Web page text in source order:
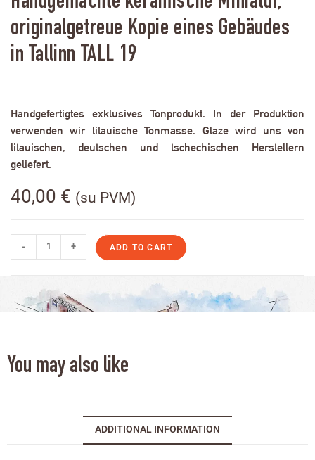
originalgetreue Kopie eines Gebäudes
in Tallinn TALL 19
Handgefertigtes exklusives Tonprodukt. In der Produktion
verwenden wir litauische Tonmasse. Glaze wird uns von
litauischen, deutschen und tschechischen Herstellern
geliefert.
40,00 € (su PVM)
- + ADD TO CART
You may also like
ADDITIONAL INFORMATION